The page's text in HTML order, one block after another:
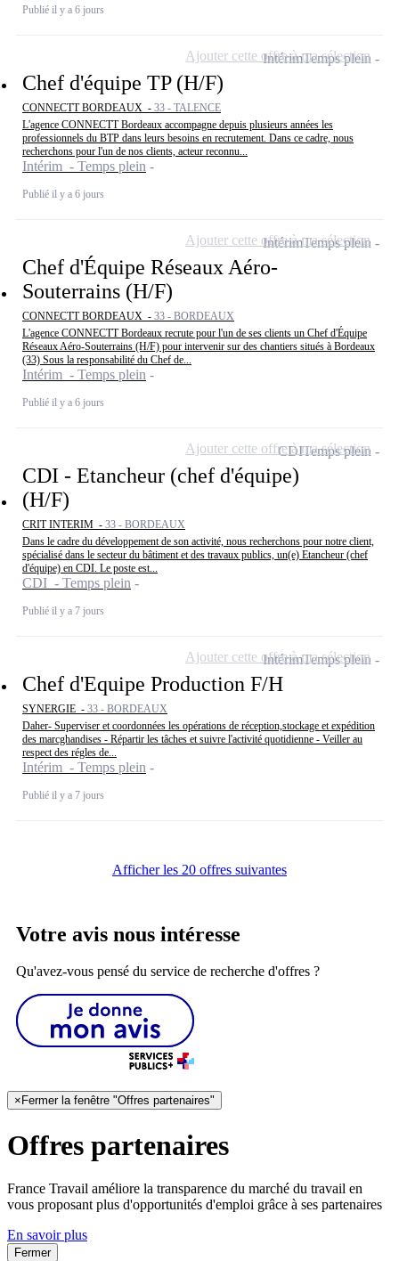
Publié il y a 6 jours
Chef d'équipe TP (H/F)
CONNECTT BORDEAUX - 33 - TALENCE
L'agence CONNECTT Bordeaux accompagne depuis plusieurs années les
professionnels du BTP dans leurs besoins en recrutement. Dans ce cadre, nous
recherchons pour l'un de nos clients, acteur reconnu...
Intérim - Temps plein
Publié il y a 6 jours
IntérimTemps plein
Ajouter cette offre à ma sélection
Chef d'Équipe Réseaux Aéro-
Souterrains (H/F)
CONNECTT BORDEAUX - 33 - BORDEAUX
L'agence CONNECTT Bordeaux recrute pour l'un de ses clients un Chef d'Équipe
Réseaux Aéro-Souterrains (H/F) pour intervenir sur des chantiers situés à Bordeaux
(33) Sous la responsabilité du Chef de...
Intérim - Temps plein
Publié il y a 6 jours
IntérimTemps plein
Ajouter cette offre à ma sélection
CDI - Etancheur (chef d'équipe)
(H/F)
CRIT INTERIM - 33 - BORDEAUX
Dans le cadre du développement de son activité, nous recherchons pour notre client,
spécialisé dans le secteur du bâtiment et des travaux publics, un(e) Etancheur (chef
d'équipe) en CDI. Le poste est...
CDI - Temps plein
Publié il y a 7 jours
CDITemps plein
Ajouter cette offre à ma sélection
Chef d'Equipe Production F/H
SYNERGIE - 33 - BORDEAUX
Daher- Superviser et coordonnées les opérations de réception,stockage et expédition
des marcghandises - Répartir les tâches et suivre l'activité quotidienne - Veiller au
respect des régles de...
Intérim - Temps plein
Publié il y a 7 jours
IntérimTemps plein
Ajouter cette offre à ma sélection
Afficher les 20 offres suivantes
Votre avis nous intéresse
Qu'avez-vous pensé du service de recherche d'offres ?
× Fermer la fenêtre "Offres partenaires"
Offres partenaires
France Travail améliore la transparence du marché du travail en
vous proposant plus d'opportunités d'emploi grâce à ses partenaires
En savoir plus
Fermer